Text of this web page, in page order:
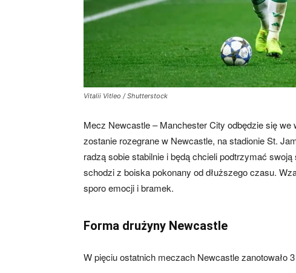
Newcastle.pl
Vitalii Vitleo / Shutterstock
Mecz Newcastle – Manchester City odbędzie się we
zostanie rozegrane w Newcastle, na stadionie St.
radzą sobie stabilnie i będą chcieli podtrzymać
schodzi z boiska pokonany od dłuższego czasu.
sporo emocji i bramek.
Forma drużyny Newcastle
W pięciu ostatnich meczach Newcastle zanotowało